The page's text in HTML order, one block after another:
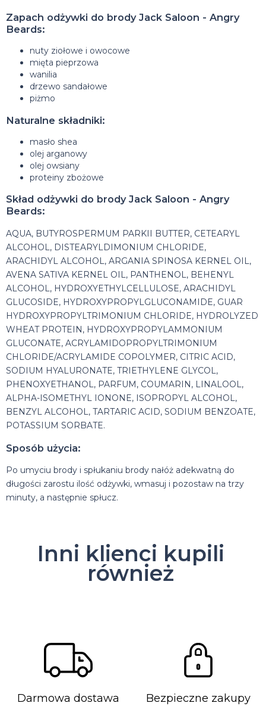
Zapach odżywki do brody Jack Saloon - Angry
Beards:
nuty ziołowe i owocowe
mięta pieprzowa
wanilia
drzewo sandałowe
piżmo
Naturalne składniki:
masło shea
olej arganowy
olej owsiany
proteiny zbożowe
Skład odżywki do brody Jack Saloon - Angry
Beards:
AQUA, BUTYROSPERMUM PARKII BUTTER, CETEARYL
ALCOHOL, DISTEARYLDIMONIUM CHLORIDE,
ARACHIDYL ALCOHOL, ARGANIA SPINOSA KERNEL OIL,
AVENA SATIVA KERNEL OIL, PANTHENOL, BEHENYL
ALCOHOL, HYDROXYETHYLCELLULOSE, ARACHIDYL
GLUCOSIDE, HYDROXYPROPYLGLUCONAMIDE, GUAR
HYDROXYPROPYLTRIMONIUM CHLORIDE, HYDROLYZED
WHEAT PROTEIN, HYDROXYPROPYLAMMONIUM
GLUCONATE, ACRYLAMIDOPROPYLTRIMONIUM
CHLORIDE/ACRYLAMIDE COPOLYMER, CITRIC ACID,
SODIUM HYALURONATE, TRIETHYLENE GLYCOL,
PHENOXYETHANOL, PARFUM, COUMARIN, LINALOOL,
ALPHA-ISOMETHYL IONONE, ISOPROPYL ALCOHOL,
BENZYL ALCOHOL, TARTARIC ACID, SODIUM BENZOATE,
POTASSIUM SORBATE.
Sposób użycia:
Po umyciu brody i spłukaniu brody nałóż adekwatną do
długości zarostu ilość odżywki, wmasuj i pozostaw na trzy
minuty, a następnie spłucz.
Inni klienci kupili
również
Darmowa dostawa Bezpieczne zakupy